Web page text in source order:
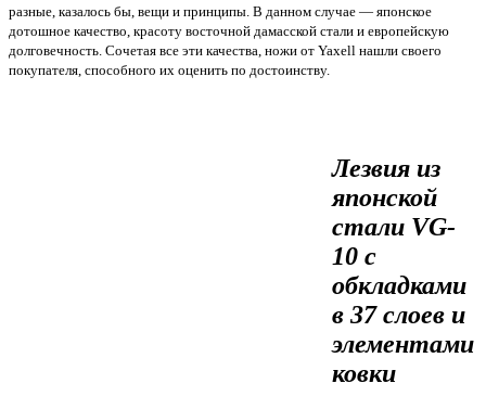
разные, казалось бы, вещи и принципы. В данном случае — японское
дотошное качество, красоту восточной дамасской стали и европейскую
долговечность. Сочетая все эти качества, ножи от Yaxell нашли своего
покупателя, способного их оценить по достоинству.
Лезвия из
японской
стали VG-
10 с
обкладками
в 37 слоев и
элементами
ковки